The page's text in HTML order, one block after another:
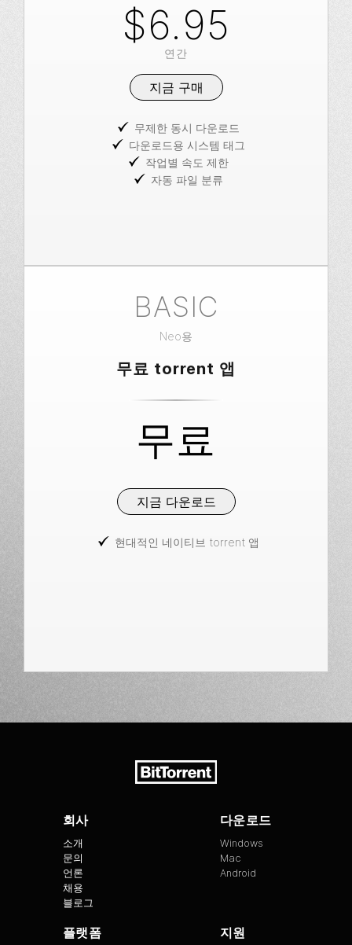
$6.95
연간
지금 구매
무제한 동시 다운로드
다운로드용 시스템 태그
작업별 속도 제한
자동 파일 분류
BASIC
Neo용
무료 torrent 앱
무료
지금 다운로드
현대적인 네이티브 torrent 앱
회사
소개
문의
언론
채용
블로그
다운로드
Windows
Mac
Android
플랫폼 지원